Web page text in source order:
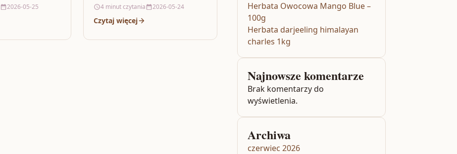
2026-05-25
świeżo i dobrze wpisuje się w
codzienny rytuał parzenia,…
4 minut czytania 2026-05-24
Czytaj więcej
Herbata Owocowa Mango Blue –
100g
Herbata darjeeling himalayan
charles 1kg
Najnowsze komentarze
Brak komentarzy do
wyświetlenia.
Archiwa
czerwiec 2026